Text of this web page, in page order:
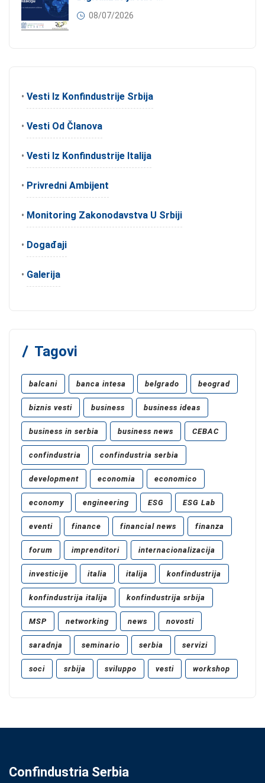
08/07/2026
• Vesti Iz Konfindustrije Srbija
• Vesti Od Članova
• Vesti Iz Konfindustrije Italija
• Privredni Ambijent
• Monitoring Zakonodavstva U Srbiji
• Događaji
• Galerija
Tagovi
balcani banca intesa belgrado beograd
biznis vesti business business ideas
business in serbia business news CEBAC
confindustria confindustria serbia
development economia economico
economy engineering ESG ESG Lab
eventi finance financial news finanza
forum imprenditori internacionalizacija
investicije italia italija konfindustrija
konfindustrija italija konfindustrija srbija
MSP networking news novosti
saradnja seminario serbia servizi
soci srbija sviluppo vesti workshop
Confindustria Serbia